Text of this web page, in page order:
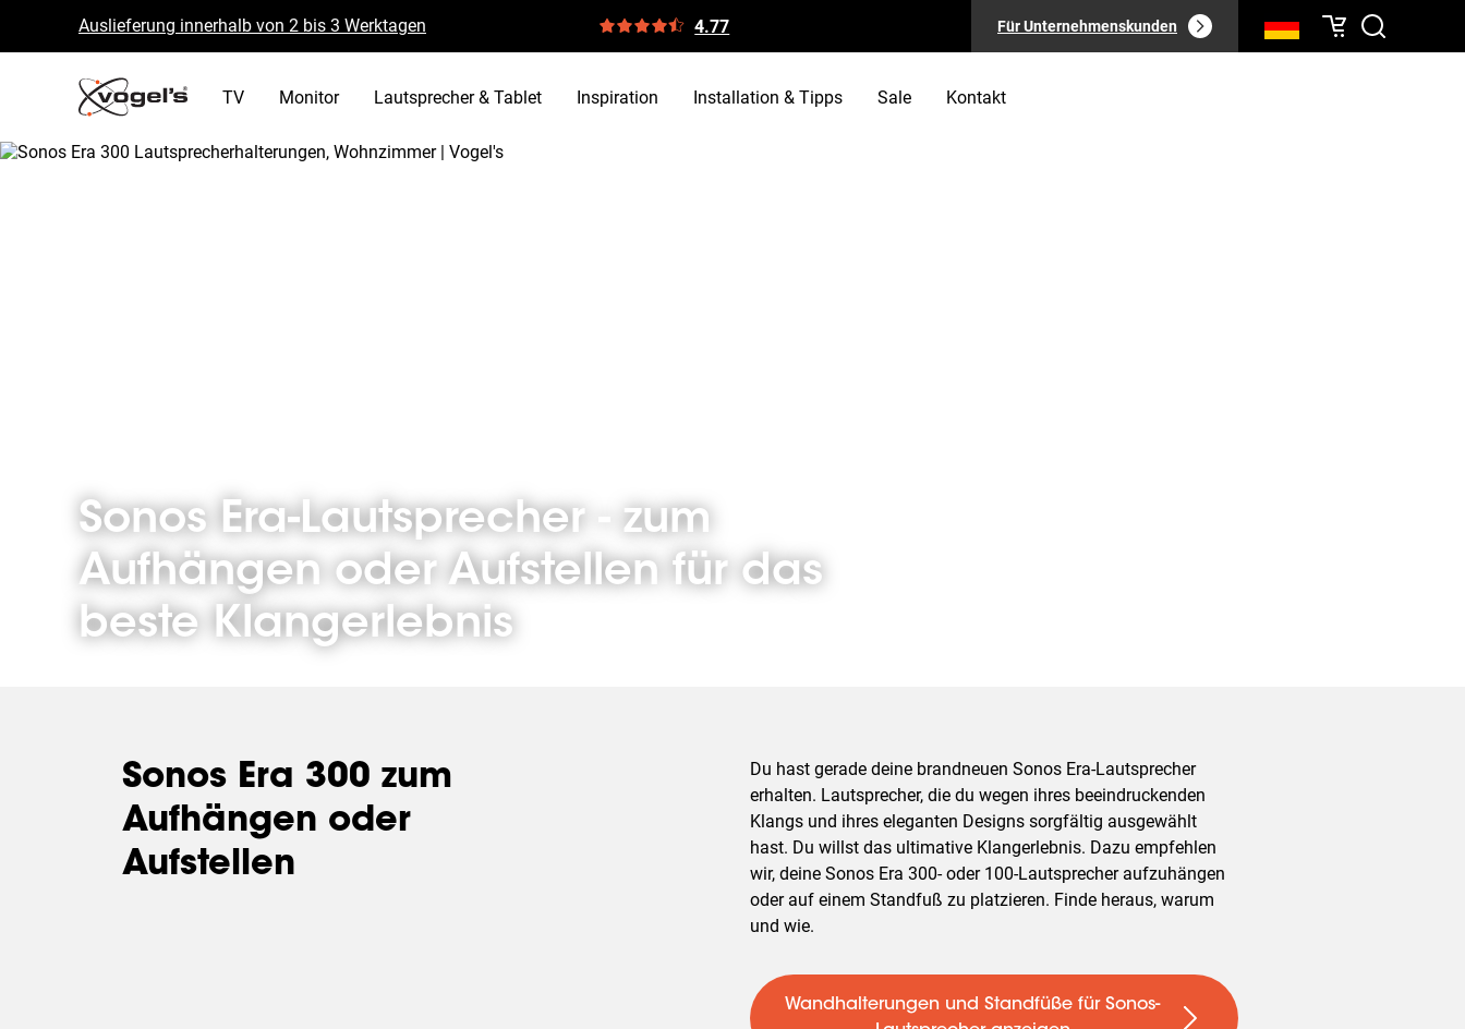
Auslieferung innerhalb von 2 bis 3 Werktagen
Kostenlose Rückgabe innerhalb von 30 Tagen
B Corp zertifiziert
4.77 Für Unternehmenskunden
TV Monitor Lautsprecher & Tablet Inspiration Installation & Tipps Sale Kontakt
Sonos Era-Lautsprecher - zum
Aufhängen oder Aufstellen für das
beste Klangerlebnis
Sonos Era 300 zum
Aufhängen oder
Aufstellen
Du hast gerade deine brandneuen Sonos Era-Lautsprecher
erhalten. Lautsprecher, die du wegen ihres beeindruckenden
Klangs und ihres eleganten Designs sorgfältig ausgewählt
hast. Du willst das ultimative Klangerlebnis. Dazu empfehlen
wir, deine Sonos Era 300- oder 100-Lautsprecher aufzuhängen
oder auf einem Standfuß zu platzieren. Finde heraus, warum
und wie.
Wandhalterungen und Standfüße für Sonos-